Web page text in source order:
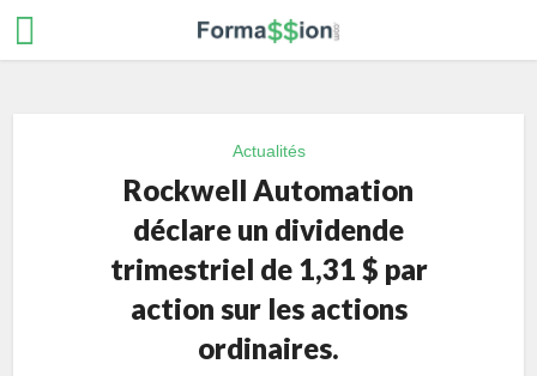
Actualités
Rockwell Automation
déclare un dividende
trimestriel de 1,31 $ par
action sur les actions
ordinaires.